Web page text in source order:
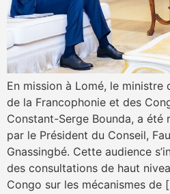
En mission à Lomé, le ministre
de la Francophonie et des
Constant-Serge Bounda, a été
par le Président du Conseil,
Gnassingbé. Cette audience
des consultations de haut
Congo sur les mécanismes de